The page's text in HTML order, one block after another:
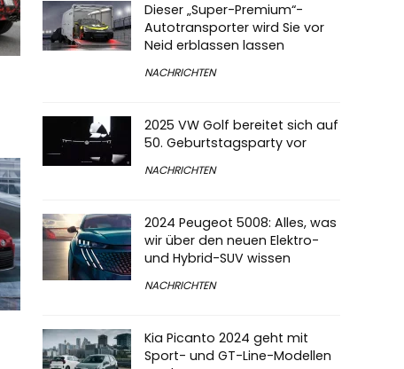
Dieser „Super-Premium“-
Autotransporter wird Sie vor
Neid erblassen lassen
NACHRICHTEN
2025 VW Golf bereitet sich auf
50. Geburtstagsparty vor
NACHRICHTEN
2024 Peugeot 5008: Alles, was
wir über den neuen Elektro-
und Hybrid-SUV wissen
NACHRICHTEN
Kia Picanto 2024 geht mit
Sport- und GT-Line-Modellen